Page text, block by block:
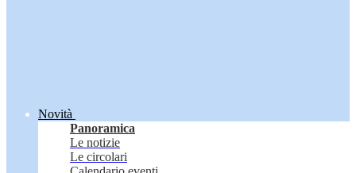
Novità
Panoramica
Le notizie
Le circolari